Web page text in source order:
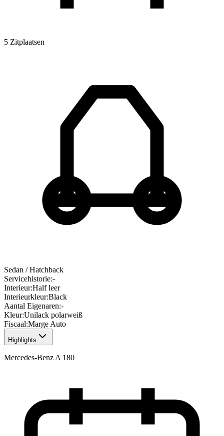
5 Zitplaatsen
Sedan / Hatchback
Servicehistorie:-
Interieur:Half leer
Interieurkleur:Black
Aantal Eigenaren:-
Kleur:Unilack polarweiß
Fiscaal:Marge Auto
Highlights
Mercedes-Benz A 180